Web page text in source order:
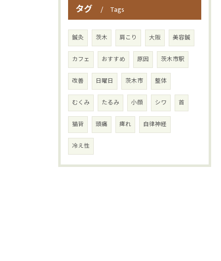
タグ Tags
鍼灸 茨木 肩こり 大阪 美容鍼
カフェ おすすめ 原因 茨木市駅
改善 日曜日 茨木市 整体
むくみ たるみ 小顔 シワ 首
猫背 頭痛 痺れ 自律神経
冷え性